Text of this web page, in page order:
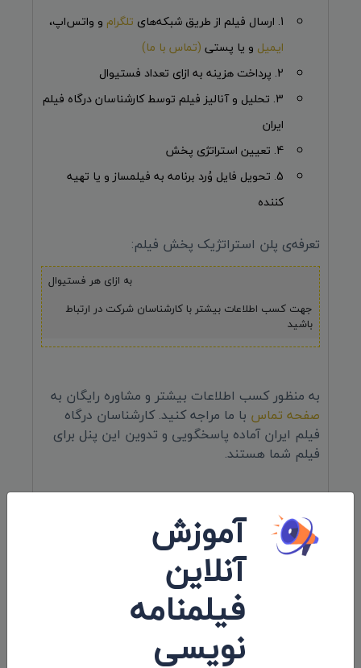
1. ارسال فیلم از طریق شبکه‌های تلگرام و واتس‌اپ،
ایمیل و یا پستی (تماس با ما)
2. پرداخت هزینه به ازای تعداد فستیوال
3. تحلیل و آنالیز فیلم توسط کارشناسان درگاه فیلم
ایران
4. تعیین استراتژی پخش
5. تحویل فایل وُرد برنامه به فیلمساز و یا تهیه
کننده
تعرفه‌ی پلن استراتژیک پخش فیلم:
به ازای هر فستیوال
جهت کسب اطلاعات بیشتر با کارشناسان شرکت در ارتباط
باشید
به منظور کسب اطلاعات بیشتر و مشاوره رایگان به
صفحه تماس با ما مراجه کنید. کارشناسان درگاه
فیلم ایران آماده پاسخگویی و تدوین این پنل برای
فیلم شما هستند.
نظرات 0
اولین کامنت و یا نظر را شما ثبت کنید.
آموزش
آنلاین
فیلمنامه
نویسی